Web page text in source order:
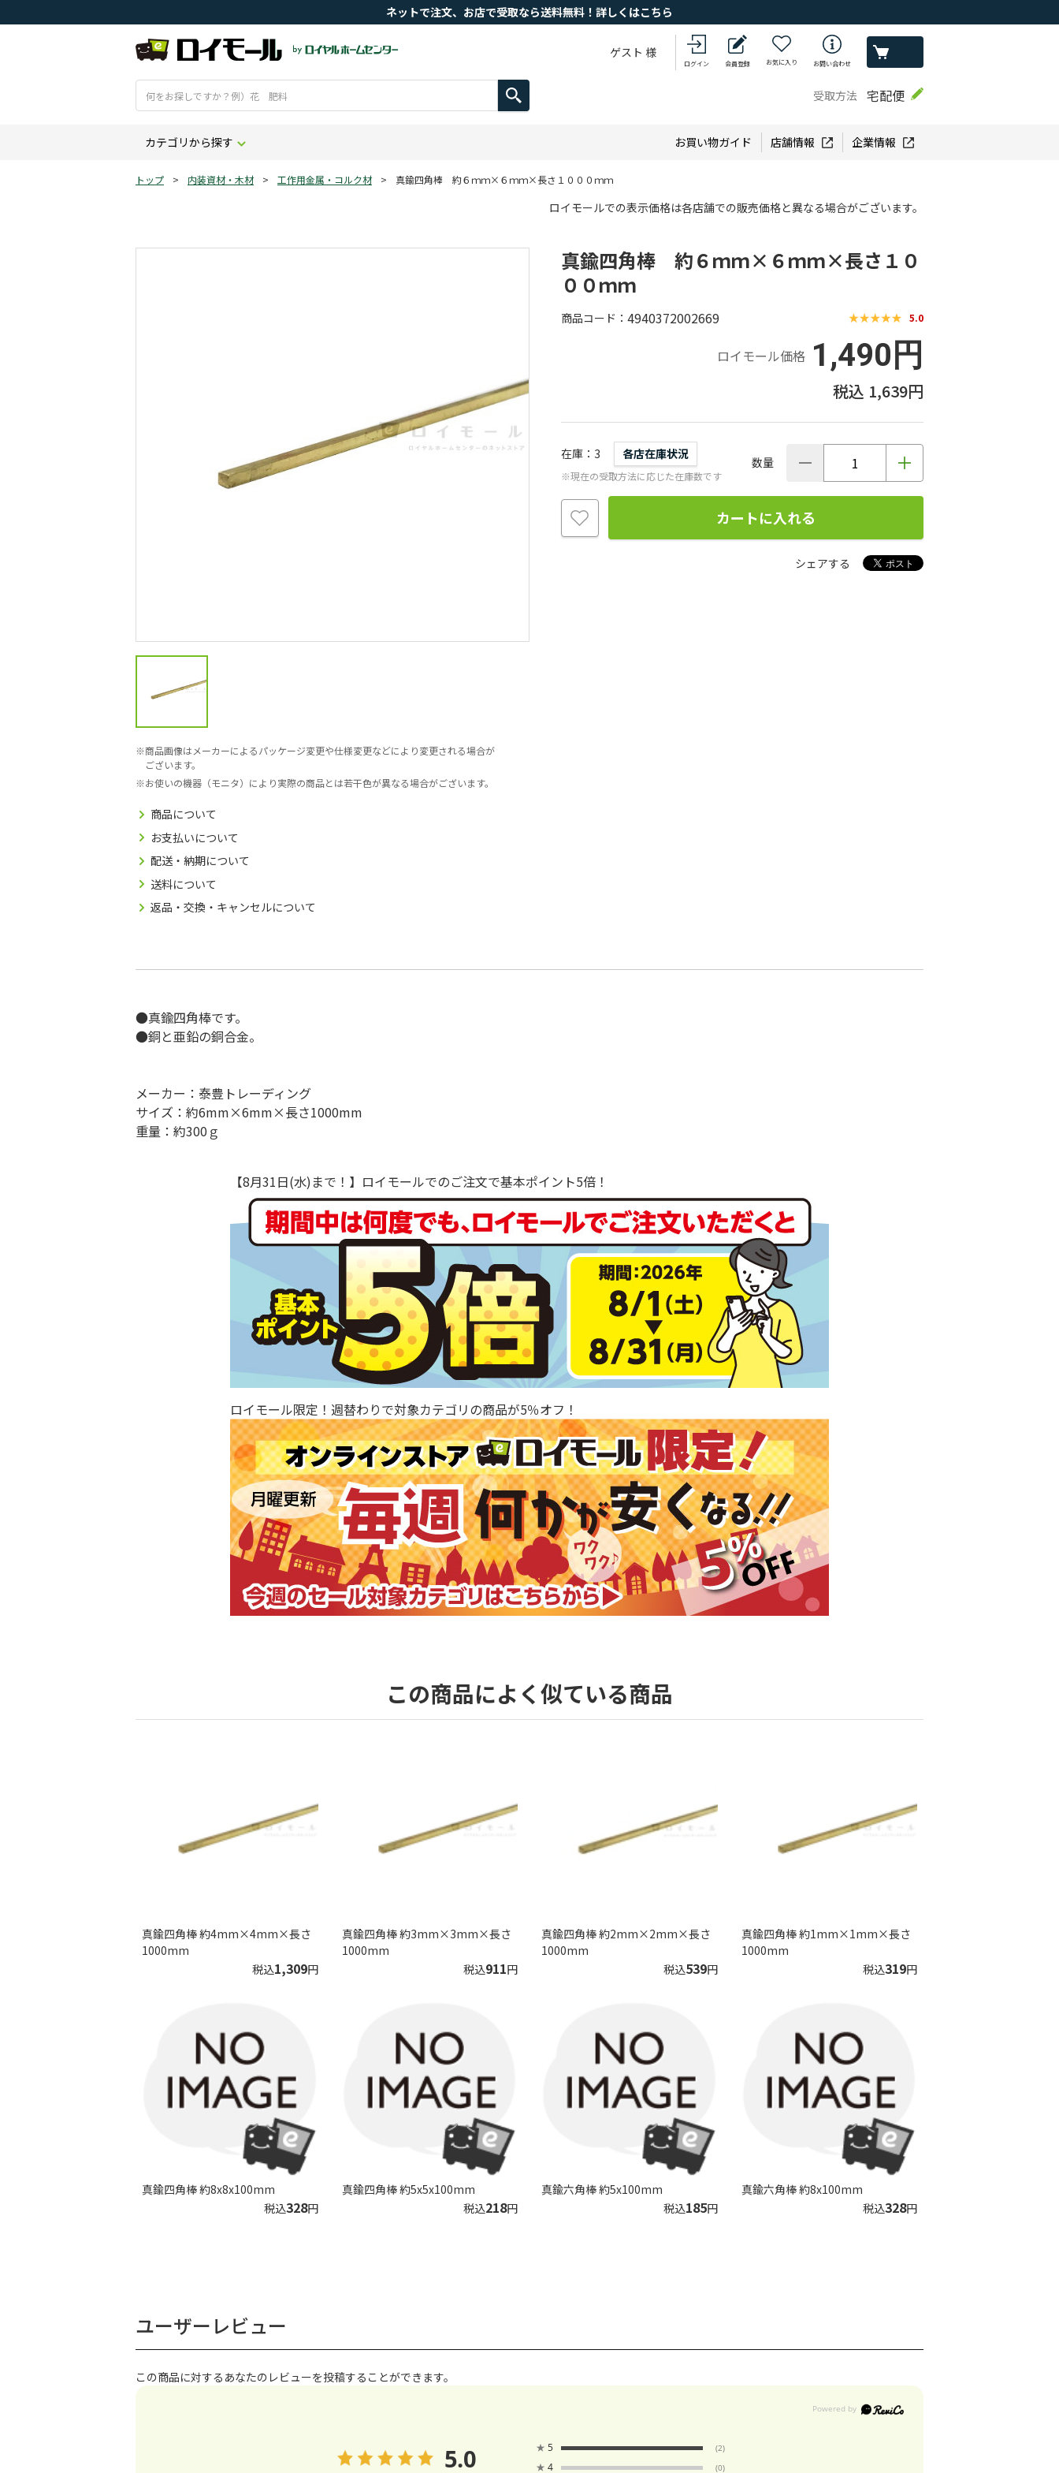
ネットで注文、お店で受取なら送料無料！詳しくはこちら
ゲスト 様
ログイン 会員登録 お気に入り お問い合わせ
受取方法 宅配便
カテゴリから探す お買い物ガイド 店舗情報 企業情報
トップ > 内装資材・木材 > 工作用金属・コルク材 > 真鍮四角棒 約６ｍｍ×６ｍｍ×長さ１０００ｍｍ
ロイモールでの表示価格は各店舗での販売価格と異なる場合がございます。
商品画像はメーカーによるパッケージ変更や仕様変更などにより変更される場合が
ございます。
お使いの機器（モニタ）により実際の商品とは若干色が異なる場合がございます。
商品について
お支払いについて
配送・納期について
送料について
返品・交換・キャンセルについて
真鍮四角棒 約６ｍｍ×６ｍｍ×長さ１０
００ｍｍ
商品コード 4940372002669 5.0
ロイモール価格 1,490円
1,639円
在庫 3 各店在庫状況
※現在の受取方法に応じた在庫数です
数量
カートに入れる
シェアする
●真鍮四角棒です。
●銅と亜鉛の銅合金。
メーカー：泰豊トレーディング
サイズ：約6mm×6mm×長さ1000mm
重量：約300ｇ
【8月31日(水)まで！】ロイモールでのご注文で基本ポイント5倍！
ロイモール限定！週替わりで対象カテゴリの商品が5％オフ！
この商品によく似ている商品
真鍮四角棒 約4mm×4mm×長さ
1000mm
税込1,309円
真鍮四角棒 約3mm×3mm×長さ
1000mm
税込911円
真鍮四角棒 約2mm×2mm×長さ
1000mm
税込539円
真鍮四角棒 約1mm×1mm×長さ
1000mm
税込319円
真鍮四角棒 約8x8x100mm
税込328円
真鍮四角棒 約5x5x100mm
税込218円
真鍮六角棒 約5x100mm
税込185円
真鍮六角棒 約8x100mm
税込328円
ユーザーレビュー
この商品に対するあなたのレビューを投稿することができます。
5.0 ★ 5 (2)
★ 4 (0)